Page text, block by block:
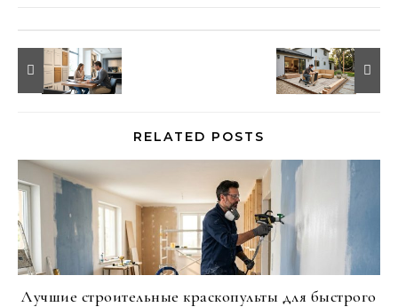
RELATED POSTS
Лучшие строительные краскопульты для быстрого